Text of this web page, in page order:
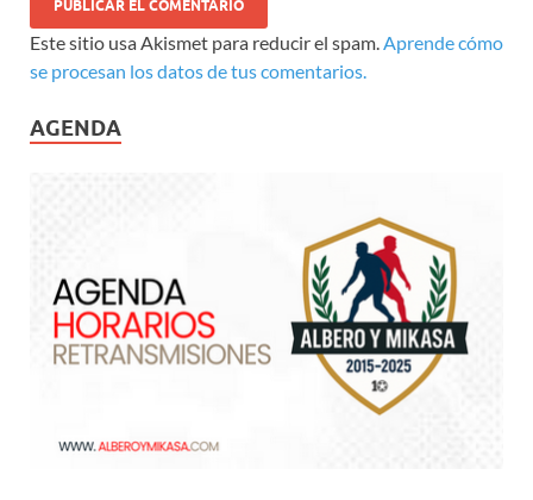
Este sitio usa Akismet para reducir el spam.Aprende cómo
se procesan los datos de tus comentarios.
AGENDA